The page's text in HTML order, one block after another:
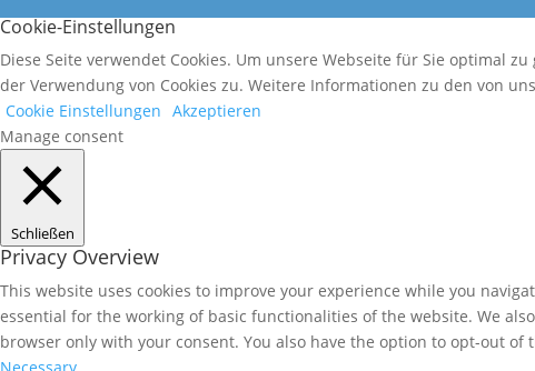
Cookie-Einstellungen
Diese Seite verwendet Cookies. Um unsere Webseite für Sie optimal
der Verwendung von Cookies zu. Weitere Informationen zu den von
Cookie Einstellungen Akzeptieren
Manage consent
Schließen
Privacy Overview
This website uses cookies to improve your experience while you
essential for the working of basic functionalities of the website. We
browser only with your consent. You also have the option to opt-out